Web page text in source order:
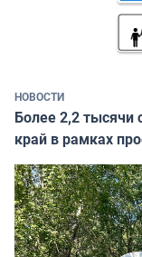
НОВОСТИ
Более 2,2 тысячи
край в рамках